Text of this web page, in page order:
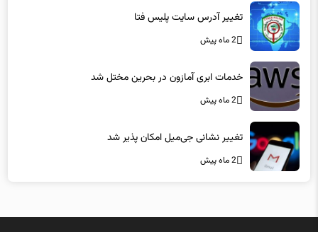
تغییر آدرس سایت پلیس فتا
2 ماه پیش
خدمات ابری آمازون در بحرین مختل شد
2 ماه پیش
تغییر نشانی جی‌میل امکان پذیر شد
2 ماه پیش